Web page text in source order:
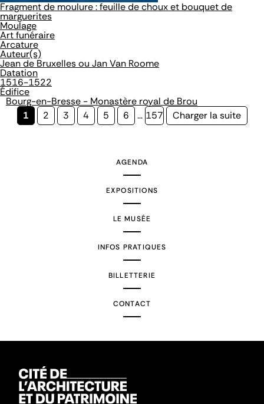
Fragment de moulure : feuille de choux et bouquet de
marguerites
Moulage
Art funéraire
Arcature
Auteur(s)
Jean de Bruxelles ou Jan Van Roome
Datation
1516-1522
Édifice
Bourg-en-Bresse - Monastère royal de Brou
Page
1 Page
2 Page
3 Page
4 Page
5 Page
6 … Page
157
Page
Charger la suite
AGENDA
EXPOSITIONS
LE MUSÉE
INFOS PRATIQUES
BILLETTERIE
CONTACT